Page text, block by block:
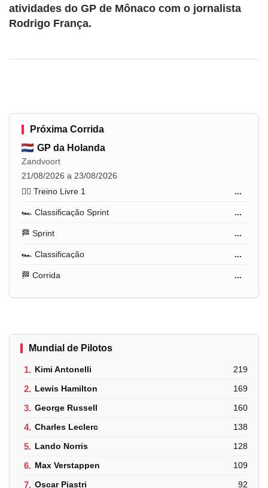
atividades do GP de Mônaco com o jornalista
Rodrigo França.
Próxima Corrida
GP da Holanda
Zandvoort
21/08/2026 a 23/08/2026
🏋️‍♂️ Treino Livre 1
...
🏎️ Classificação Sprint ...
🏁 Sprint ...
🏎️ Classificação ...
🏁 Corrida ...
Mundial de Pilotos
1. Kimi Antonelli 219
2. Lewis Hamilton 169
3. George Russell 160
4. Charles Leclerc 138
5. Lando Norris 128
6. Max Verstappen 109
7. Oscar Piastri 92